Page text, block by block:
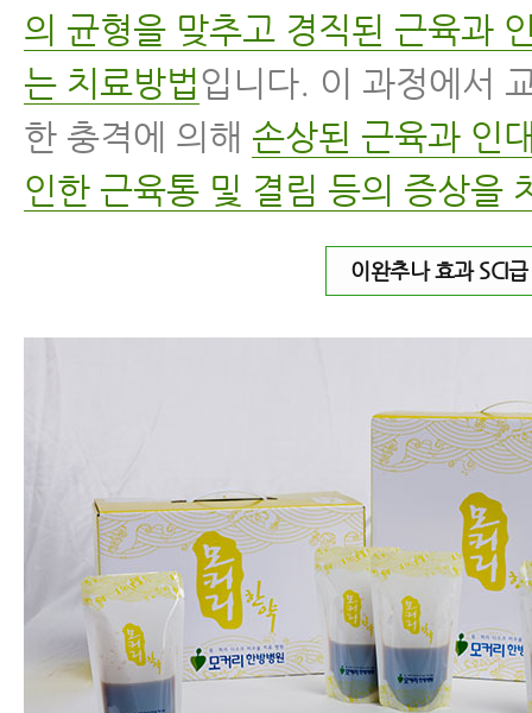
의 균형을 맞추고 경직된 근육과
는 치료방법입니다. 이 과정에서
한 충격에 의해 손상된 근육과 인
인한 근육통 및 결림 등의 증상을
이완추나 효과 SCI